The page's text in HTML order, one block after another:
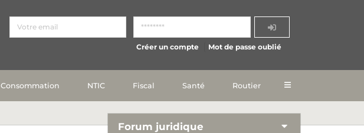
Créer un compte Mot de passe oublié
Consommation NTIC Fiscal Santé Routier
Forum juridique